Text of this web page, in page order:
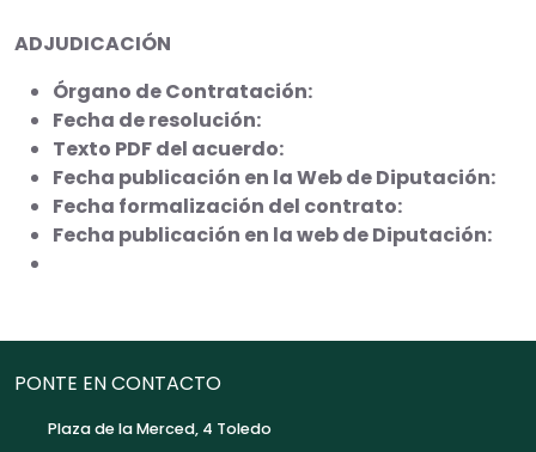
ADJUDICACIÓN
Órgano de Contratación:
Fecha de resolución:
Texto PDF del acuerdo:
Fecha publicación en la Web de Diputación:
Fecha formalización del contrato:
Fecha publicación en la web de Diputación:
PONTE EN CONTACTO
Plaza de la Merced, 4 Toledo